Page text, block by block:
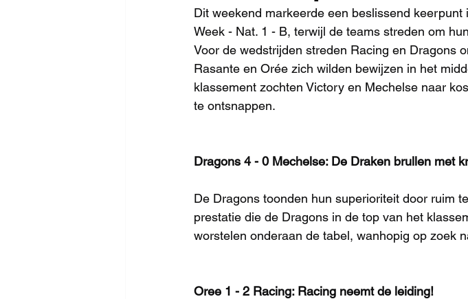
Dit weekend markeerde een beslissend
Week - Nat. 1 - B, terwijl de teams streden om
Voor de wedstrijden streden Racing en Dragons
Rasante en Orée zich wilden bewijzen in het
klassement zochten Victory en Mechelse naar
te ontsnappen.
Dragons 4 - 0 Mechelse: De Draken brullen met
De Dragons toonden hun superioriteit door ruim
prestatie die de Dragons in de top van het
worstelen onderaan de tabel, wanhopig op zoek
Oree 1 - 2 Racing: Racing neemt de leiding!